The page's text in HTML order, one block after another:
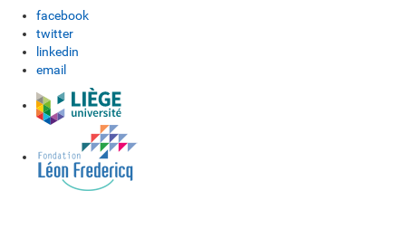
facebook
twitter
linkedin
email